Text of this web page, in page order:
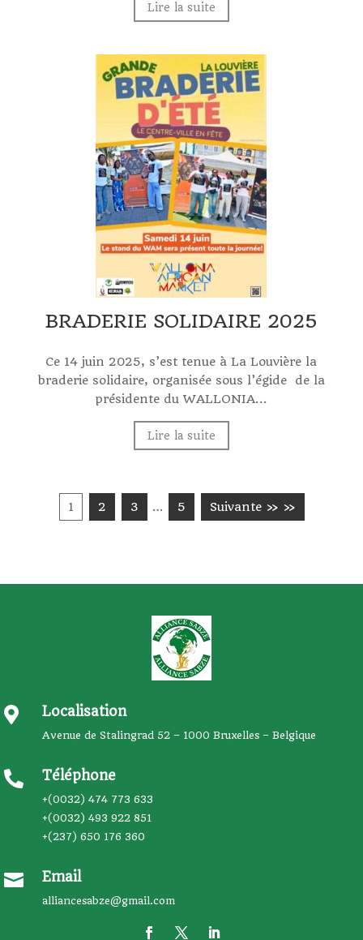
Lire la suite
BRADERIE SOLIDAIRE 2025
Ce 14 juin 2025, s’est tenue à La Louvière la
braderie solidaire, organisée sous l’égide de la
présidente du WALLONIA...
Lire la suite
1 2 3 … 5 Suivante » »
 Localisation
Avenue de Stalingrad 52 – 1000 Bruxelles – Belgique
 Téléphone
+(0032) 474 773 633
+(0032) 493 922 851
+(237) 650 176 360
 Email
alliancesabze@gmail.com